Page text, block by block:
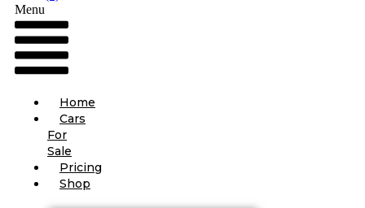
Menu
Home
Cars
For
Sale
Pricing
Shop